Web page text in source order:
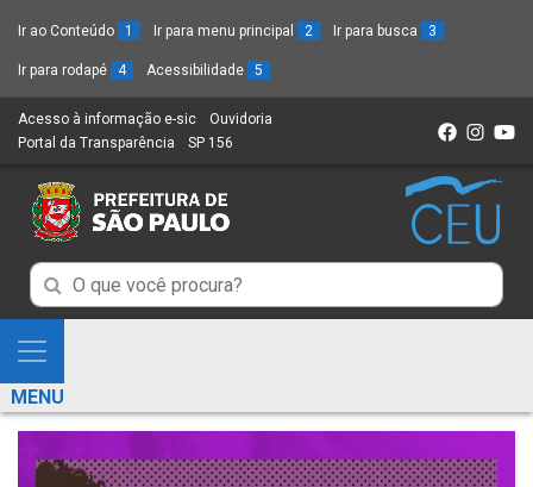
Ir ao Conteúdo 1 Ir para menu principal 2 Ir para busca 3
Ir para rodapé 4 Acessibilidade 5
Acesso à informação e-sic (Link
para
novo
sítio)
Ouvidoria
Portal da Transparência (Link
um
novo
SP 156
Campo
de
Busca
de
informações
Campo
de
de
informações
Mostra
e
Esconde
Menu
MENU